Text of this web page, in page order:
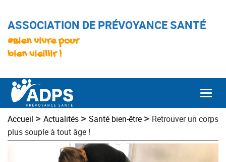
ASSOCIATION DE PRÉVOYANCE SANTÉ
#Bien vivre pour
bien vieillir !
Accueil > Actualités > Santé bien-être > Retrouver un corps
plus souple à tout âge !